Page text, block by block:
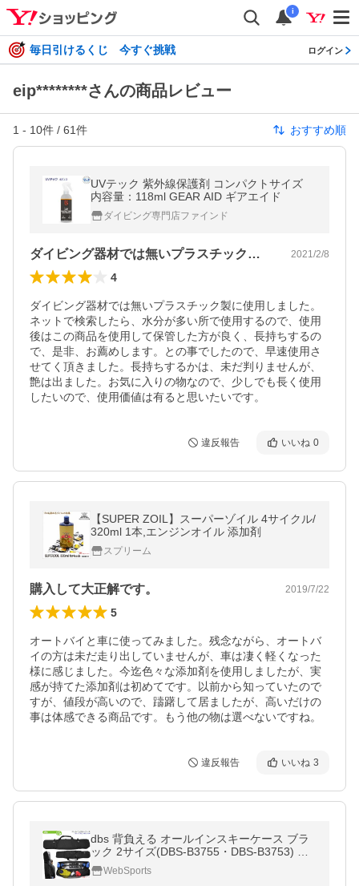
i
毎日引けるくじ 今すぐ挑戦 ログイン
eip********さんの商品レビュー
1 - 10件 / 61件 おすすめ順
UVテック 紫外線保護剤 コンパクトサイズ
内容量：118ml GEAR AID ギアエイド
ダイビング専門店ファインド
ダイビング器材では無いプラスチック製に… 2021/2/8
4
ダイビング器材では無いプラスチック製に使用しました。
ネットで検索したら、水分が多い所で使用するので、使用
後はこの商品を使用して保管した方が良く、長持ちするの
で、是非、お薦めします。との事でしたので、早速使用さ
せてく頂きました。長持ちするかは、未だ判りませんが、
艶は出ました。お気に入りの物なので、少しでも長く使用
したいので、使用価値は有ると思いたいです。
違反報告 いいね 0
【SUPER ZOIL】スーパーゾイル 4サイクル/
320ml 1本,エンジンオイル 添加剤
スプリーム
購入して大正解です。 2019/7/22
5
オートバイと車に使ってみました。残念ながら、オートバ
イの方は未だ走り出していませんが、車は凄く軽くなった
様に感じました。今迄色々な添加剤を使用しましたが、実
感が持てた添加剤は初めてです。以前から知っていたので
すが、値段が高いので、躊躇して居ましたが、高いだけの
事は体感できる商品です。もう他の物は選べないですね。
違反報告 いいね 3
dbs 背負える オールインスキーケース ブラ
ック 2サイズ(DBS-B3755・DBS-B3753) ス
キー1組とその他道具一式が収納可能 キャス
ター無 スキーバッグ 爆買
WebSports